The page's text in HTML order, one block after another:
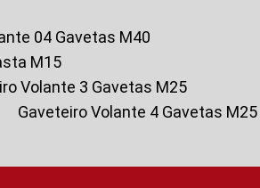
04 Gavetas M40
M15
Volante 3 Gavetas M25
Gaveteiro Volante 4 Gavetas M25